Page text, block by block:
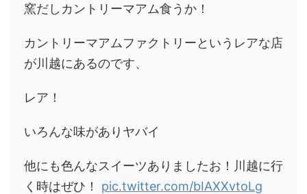
窯だしカントリーマアム食うか！
カントリーマアムファクトリーというレアな店
が川越にあるのです、
レア！
いろんな味がありヤバイ
他にも色んなスイーツありましたお！川越に行
く時はぜひ！ pic.twitter.com/bIAXXvtoLg